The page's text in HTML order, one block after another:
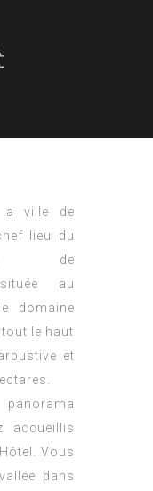
la ville de
lieu du
de
au
domaine
le haut
et
accueillis
Vous
dans